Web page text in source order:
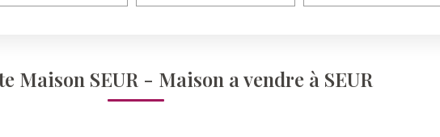
Maison SEUR - Maison a vendre à SEUR